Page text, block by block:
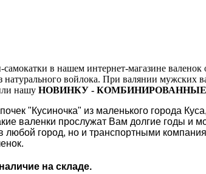
в нашем интернет-магазине валенок
войлока. При валянии мужских
нашу НОВИНКУ -
"Кусиночка" из маленького города
валенки прослужат Вам долгие годы и
город, но и транспортными
на складе.